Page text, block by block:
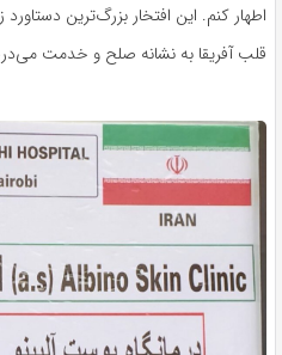
اطهار کنم. این افتخار بزرگ‌ترین
قلب آفریقا به نشانه صلح و خدمت